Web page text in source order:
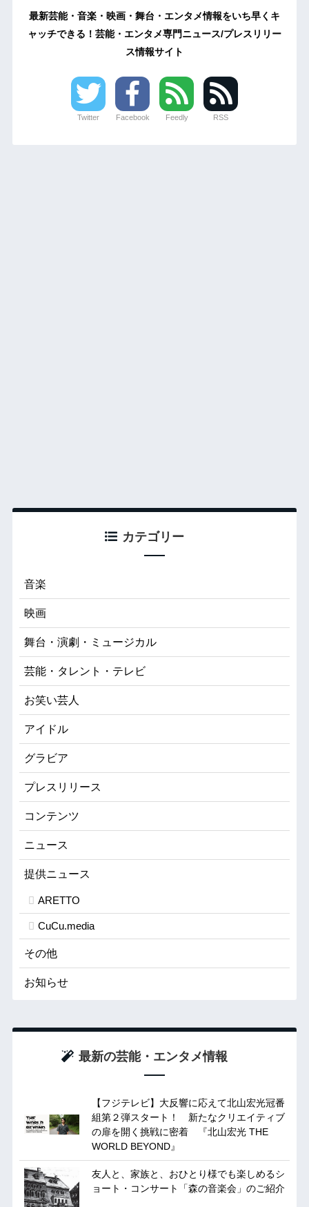
最新芸能・音楽・映画・舞台・エンタメ情報をいち早くキ
ャッチできる！芸能・エンタメ専門ニュース/プレスリリー
ス情報サイト
Twitter Facebook Feedly RSS
カテゴリー
音楽
映画
舞台・演劇・ミュージカル
芸能・タレント・テレビ
お笑い芸人
アイドル
グラビア
プレスリリース
コンテンツ
ニュース
提供ニュース
ARETTO
CuCu.media
その他
お知らせ
最新の芸能・エンタメ情報
【フジテレビ】大反響に応えて北山宏光冠番
組第２弾スタート！ 新たなクリエイティブ
の扉を開く挑戦に密着 『北山宏光 THE
WORLD BEYOND』
友人と、家族と、おひとり様でも楽しめるシ
ョート・コンサート「森の音楽会」のご紹介